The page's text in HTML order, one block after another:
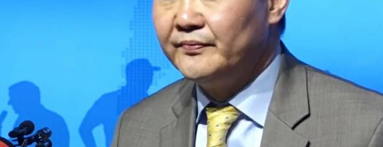
ТӨЛӨӨЛӨГЧИЙН ГАЗАРТ
ОРЛОГО ШИЛЖҮҮЛСЭН БОЛ 20
ХУВИАР ТАТВАР СУУТГАНА
НИЙСЛЭЛД ШАХМАЛ ТҮЛШ
БОРЛУУЛАХ 435 ЦЭГ
АЖИЛЛАНА